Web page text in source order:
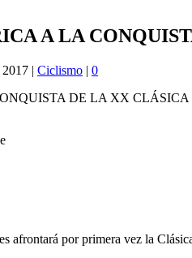
A LA
| Ciclismo | 0
afrontará por primera vez la